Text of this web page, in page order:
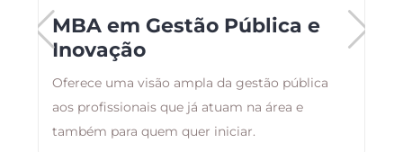
MBA em Gestão Pública e
Inovação
Oferece uma visão ampla da gestão pública
aos profissionais que já atuam na área e
também para quem quer iniciar.